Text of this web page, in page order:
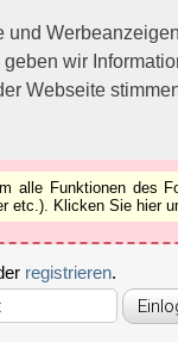
wir
Webseite
des
betrachten.
Schliessen
alle Funktionen des
etc.). Klicken Sie hier
registrieren.